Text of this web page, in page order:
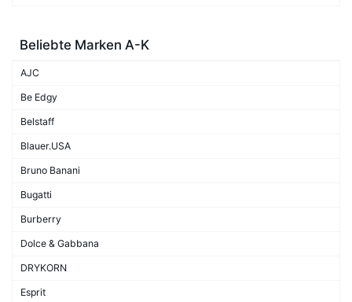
Beliebte Marken A-K
AJC
Be Edgy
Belstaff
Blauer.USA
Bruno Banani
Bugatti
Burberry
Dolce & Gabbana
DRYKORN
Esprit